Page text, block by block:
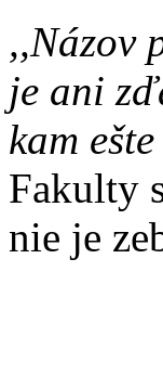
,,Názov
je ani
kam
Fakulty
nie je